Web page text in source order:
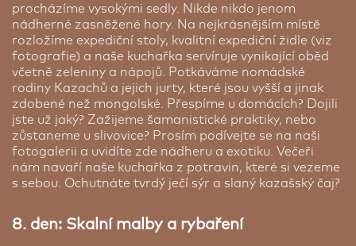
procházíme vysokými sedly. Nikde nikdo jenom
nádherné zasněžené hory. Na nejkrásnějším místě
rozložíme expediční stoly, kvalitní expediční židle (viz
fotografie) a naše kuchařka servíruje vynikající oběd
včetně zeleniny a nápojů. Potkáváme nomádské
rodiny Kazachů a jejich jurty, které jsou vyšší a jinak
zdobené než mongolské. Přespíme u domácích? Dojili
jste už jaký? Zažijeme šamanistické praktiky, nebo
zůstaneme u slivovice? Prosím podívejte se na naši
fotogalerii a uvidíte zde nádheru a exotiku. Večeři
nám navaří naše kuchařka z potravin, které si vezeme
s sebou. Ochutnáte tvrdý ječí sýr a slaný kazašský čaj?
8. den: Skalní malby a rybaření